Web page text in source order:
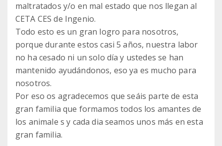
maltratados y/o en mal estado que nos llegan al
CETA CES de Ingenio.
Todo esto es un gran logro para nosotros,
porque durante estos casi 5 años, nuestra labor
no ha cesado ni un solo día y ustedes se han
mantenido ayudándonos, eso ya es mucho para
nosotros.
Por eso os agradecemos que seáis parte de esta
gran familia que formamos todos los amantes de
los animale s y cada dia seamos unos más en esta
gran familia.